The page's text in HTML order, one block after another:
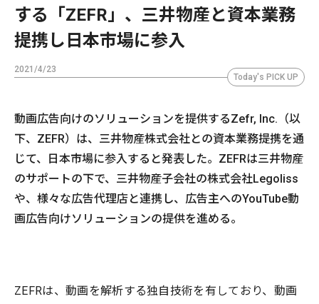
する「ZEFR」、三井物産と資本業務
提携し日本市場に参入
2021/4/23
Today's PICK UP
動画広告向けのソリューションを提供するZefr, Inc.（以
下、ZEFR）は、三井物産株式会社との資本業務提携を通
じて、日本市場に参入すると発表した。ZEFRは三井物産
のサポートの下で、三井物産子会社の株式会社Legoliss
や、様々な広告代理店と連携し、広告主へのYouTube動
画広告向けソリューションの提供を進める。
ZEFRは、動画を解析する独自技術を有しており、動画